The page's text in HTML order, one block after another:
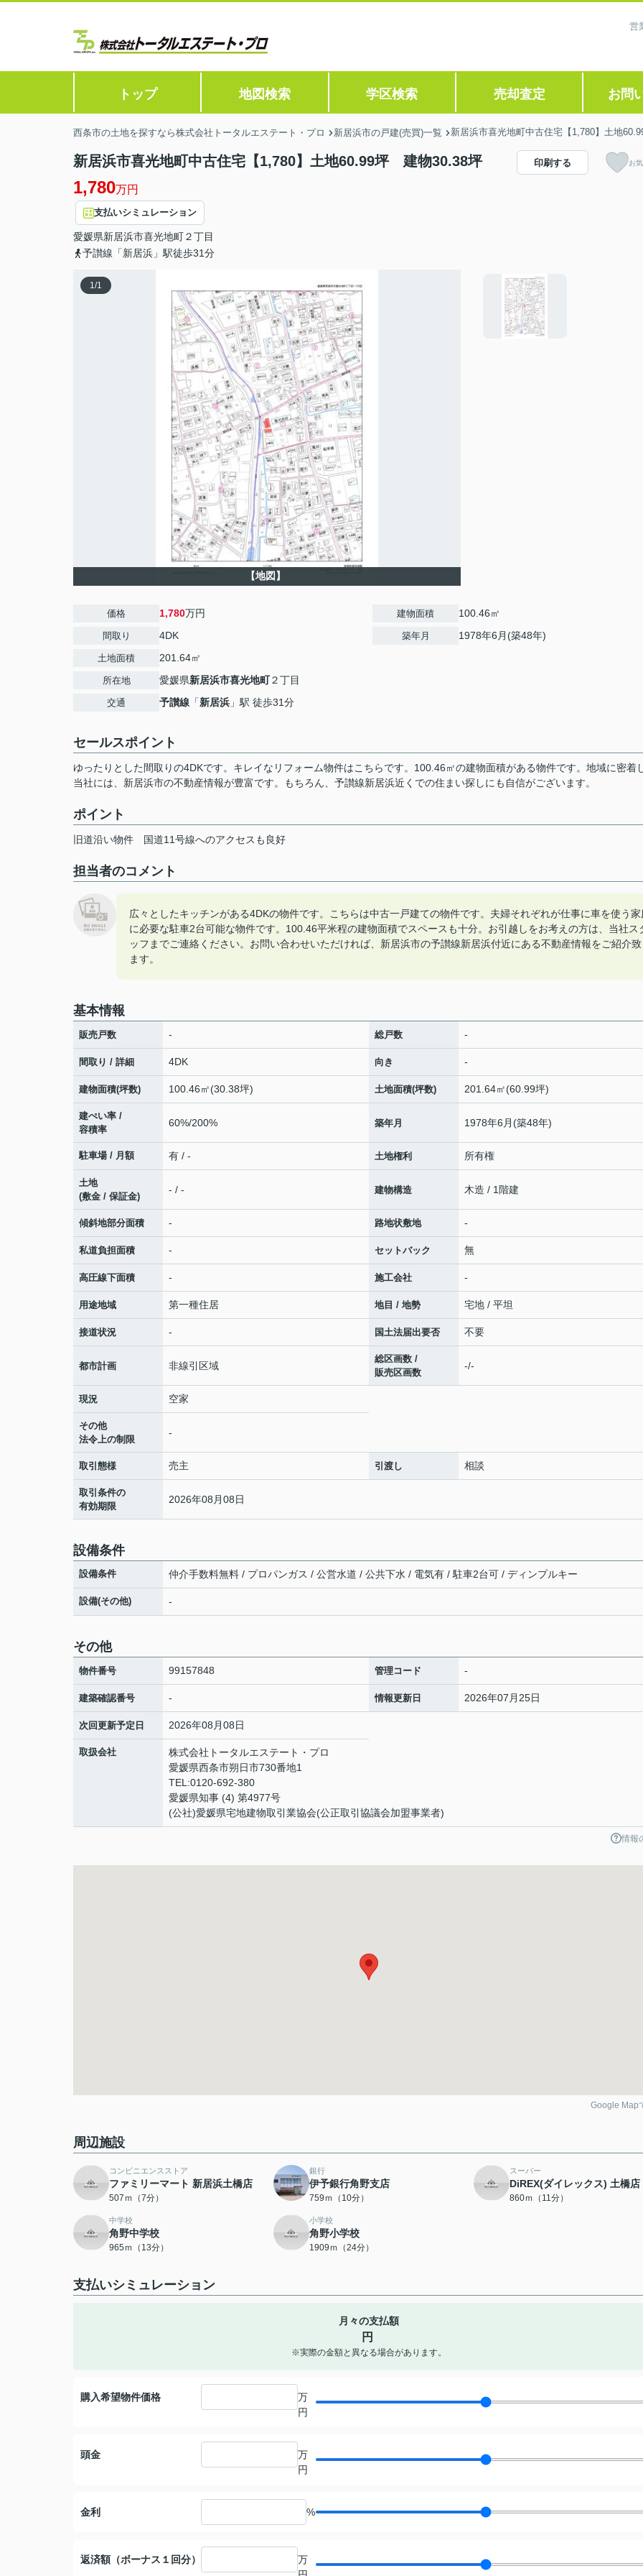
営
トップ 地図検索 学区検索 売却査定 お問
西条市の土地を探すなら株式会社トータルエステート・プロ 新居浜市の戸建(売買)一覧 新居浜市喜光地町中古住宅【1,780】土地
新居浜市喜光地町中古住宅【1,780】土地60.99坪 建物30.38坪
1,780万円
支払いシミュレーション
愛媛県新居浜市喜光地町２丁目
予讃線「新居浜」駅徒歩31分
印刷する お
1/1
【地図】
価格 1,780万円
間取り 4DK
土地面積 201.64㎡
所在地 愛媛県新居浜市喜光地町２丁目
交通 予讃線 「新居浜 」駅 徒歩31分
建物面積 100.46㎡
築年月 1978年6月(築48年)
セールスポイント
ゆったりとした間取りの4DKです。キレイなリフォーム物件はこちらです。100.46㎡の建物面積がある物件です。地域に密着
当社には、新居浜市の不動産情報が豊富です。もちろん、予讃線新居浜近くでの住まい探しにも自信がございます。
ポイント
旧道沿い物件 国道11号線へのアクセスも良好
担当者のコメント
広々としたキッチンがある4DKの物件です。こちらは中古一戸建ての物件です。夫婦それぞれが仕事に車を使う家
に必要な駐車2台可能な物件です。100.46平米程の建物面積でスペースも十分。お引越しをお考えの方は、当社ス
ッフまでご連絡ください。お問い合わせいただければ、新居浜市の予讃線新居浜付近にある不動産情報をご紹介
ます。
基本情報
販売戸数 - 総戸数 -
間取り / 詳細 4DK 向き -
建物面積(坪数) 100.46㎡(30.38坪) 土地面積(坪数) 201.64㎡(60.99坪)
建ぺい率 /
容積率
60%/200% 築年月 1978年6月(築48年)
駐車場 / 月額 有 / - 土地権利 所有権
土地
(敷金 / 保証金)
- / - 建物構造 木造 / 1階建
傾斜地部分面積 - 路地状敷地 -
私道負担面積 - セットバック 無
高圧線下面積 - 施工会社 -
用途地域 第一種住居 地目 / 地勢 宅地 / 平坦
接道状況 - 国土法届出要否 不要
都市計画 非線引区域
総区画数 /
販売区画数
-/-
現況 空家
その他
法令上の制限
-
取引態様 売主 引渡し 相談
取引条件の
有効期限
2026年08月08日
設備条件
設備条件 仲介手数料無料 / プロパンガス / 公営水道 / 公共下水 / 電気有 / 駐車2台可 / ディンプルキー
設備(その他) -
その他
物件番号 99157848 管理コード -
建築確認番号 - 情報更新日 2026年07月25日
次回更新予定日 2026年08月08日
取扱会社
株式会社トータルエステート・プロ
愛媛県西条市朔日市730番地1
TEL:0120-692-380
愛媛県知事 (4) 第4977号
(公社)愛媛県宅地建物取引業協会(公正取引協議会加盟事業者)
情報
Google Map
周辺施設
コンビニエンスストア
ファミリーマート 新居浜土橋店
507ｍ（7分）
銀行
伊予銀行角野支店
759ｍ（10分）
スーパー
DiREX(ダイレックス) 土橋店
860ｍ（11分）
中学校
角野中学校
965ｍ（13分）
小学校
角野小学校
1909ｍ（24分）
支払いシミュレーション
月々の支払額
円
※実際の金額と異なる場合があります。
購入希望物件価格
万
円
頭金
万
円
金利 %
返済額（ボーナス１回分）
万